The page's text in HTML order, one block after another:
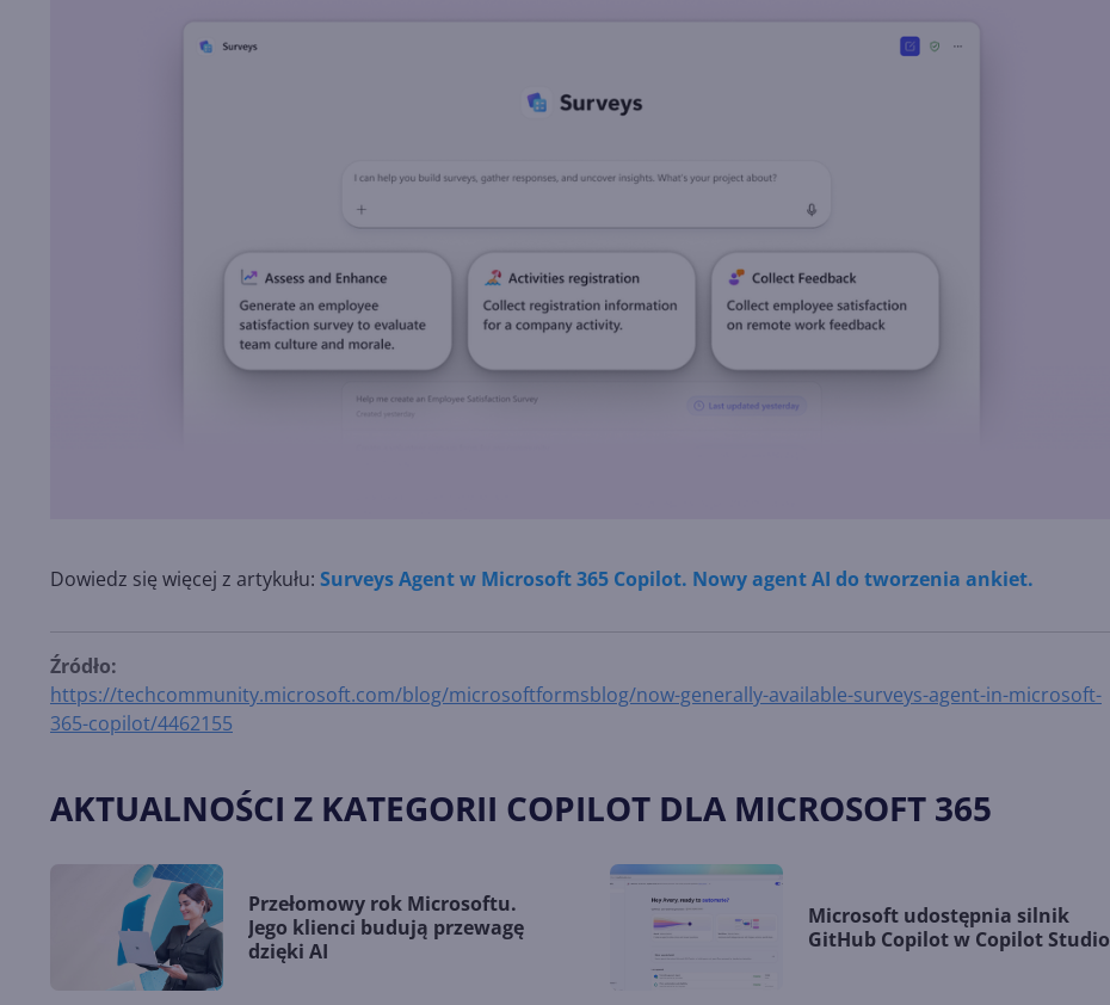
Dowiedz się więcej z artykułu: Surveys Agent w Microsoft 365 Copilot. Nowy agent AI do tworzenia ankiet.
Źródło:
https://techcommunity.microsoft.com/blog/microsoftformsblog/now-generally-available-surveys-agent-in-microsoft-
365-copilot/4462155
AKTUALNOŚCI Z KATEGORII COPILOT DLA MICROSOFT 365
Przełomowy rok Microsoftu.
Jego klienci budują przewagę
dzięki AI
Microsoft udostępnia silnik
GitHub Copilot w Copilot Studio